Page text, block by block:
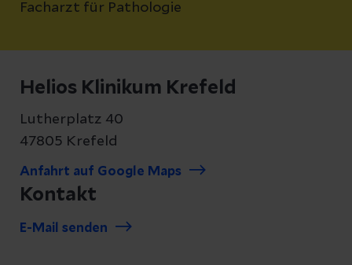
Facharzt für Pathologie
Helios Klinikum Krefeld
Lutherplatz 40
47805 Krefeld
Anfahrt auf Google Maps
Kontakt
E-Mail senden